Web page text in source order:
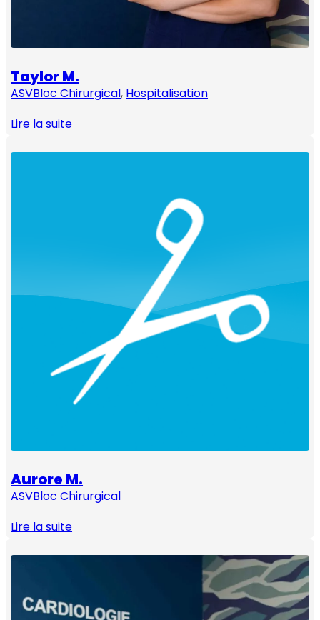
Taylor M.
ASVBloc Chirurgical, Hospitalisation
Lire la suite
Aurore M.
ASVBloc Chirurgical
Lire la suite